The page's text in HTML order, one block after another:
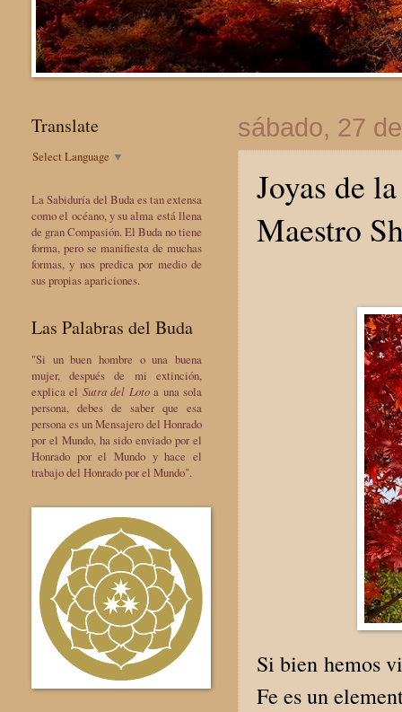
sábado, 27
Joyas de
Maestro
Si bien hemos
Fe es un
Translate
Select Language ▼
La Sabiduría del Buda es tan extensa
como el océano, y su alma está llena
de gran Compasión. El Buda no tiene
forma, pero se manifiesta de muchas
formas, y nos predica por medio de
sus propias apariciones.
Las Palabras del Buda
"Si un buen hombre o una buena
mujer, después de mi extinción,
explica el Sutra del Lotoa una sola
persona, debes de saber que esa
persona es un Mensajero del Honrado
por el Mundo, ha sido enviado por el
Honrado por el Mundo y hace el
trabajo del Honrado por el Mundo".